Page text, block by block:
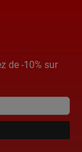
de -10% sur